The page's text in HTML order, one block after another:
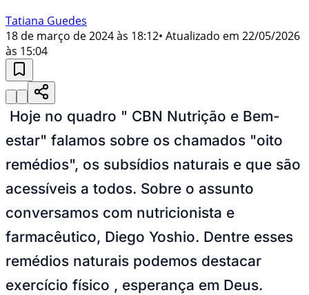
Tatiana Guedes
18 de março de 2024 às 18:12• Atualizado em 22/05/2026
às 15:04
Hoje no quadro " CBN Nutrição e Bem-
estar" falamos sobre os chamados "oito
remédios", os subsídios naturais e que são
acessíveis a todos. Sobre o assunto
conversamos com nutricionista e
farmacêutico, Diego Yoshio. Dentre esses
remédios naturais podemos destacar
exercício físico , esperança em Deus.